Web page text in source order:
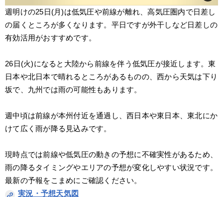
週明けの25日(月)は低気圧や前線が離れ、高気圧圏内で日差し
の届くところが多くなります。平日ですが外干しなど日差しの
有効活用がおすすめです。
26日(火)になると大陸から前線を伴う低気圧が接近します。東
日本や北日本で晴れるところがあるものの、西から天気は下り
坂で、九州では雨の可能性もあります。
週中頃は前線が本州付近を通過し、西日本や東日本、東北にか
けて広く雨が降る見込みです。
現時点では前線や低気圧の動きの予想に不確実性があるため、
雨の降るタイミングやエリアの予想が変化しやすい状況です。
最新の予報をこまめにご確認ください。
実況・予想天気図